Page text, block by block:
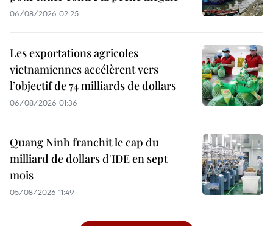
06/08/2026 02:25
Les exportations agricoles
vietnamiennes accélèrent vers
l’objectif de 74 milliards de dollars
06/08/2026 01:36
Quang Ninh franchit le cap du
milliard de dollars d'IDE en sept
mois
05/08/2026 11:49